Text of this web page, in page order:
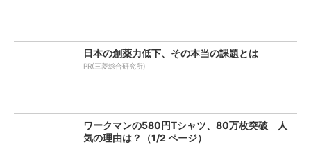
日本の創薬力低下、その本当の課題とは
PR(三菱総合研究所)
ワークマンの580円Tシャツ、80万枚突破 人
気の理由は？（1/2 ページ）